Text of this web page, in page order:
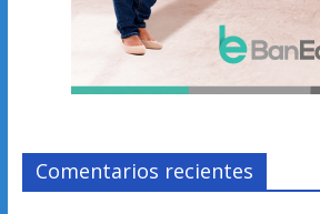
Comentarios recientes